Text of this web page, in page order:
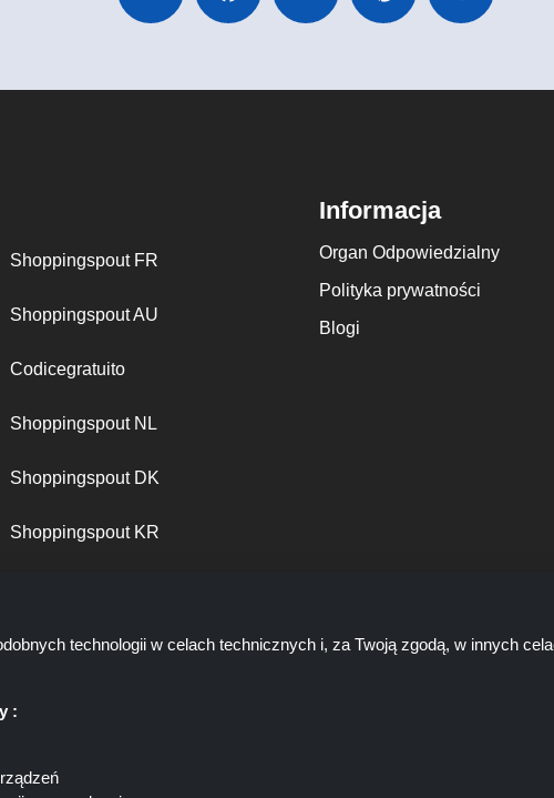
Shoppingspout FR
Shoppingspout AU
Codicegratuito
Shoppingspout NL
Shoppingspout DK
Shoppingspout KR
Informacja
Organ Odpowiedzialny
Polityka prywatności
Blogi
technologii w celach technicznych i, za Twoją zgodą, w innych
: